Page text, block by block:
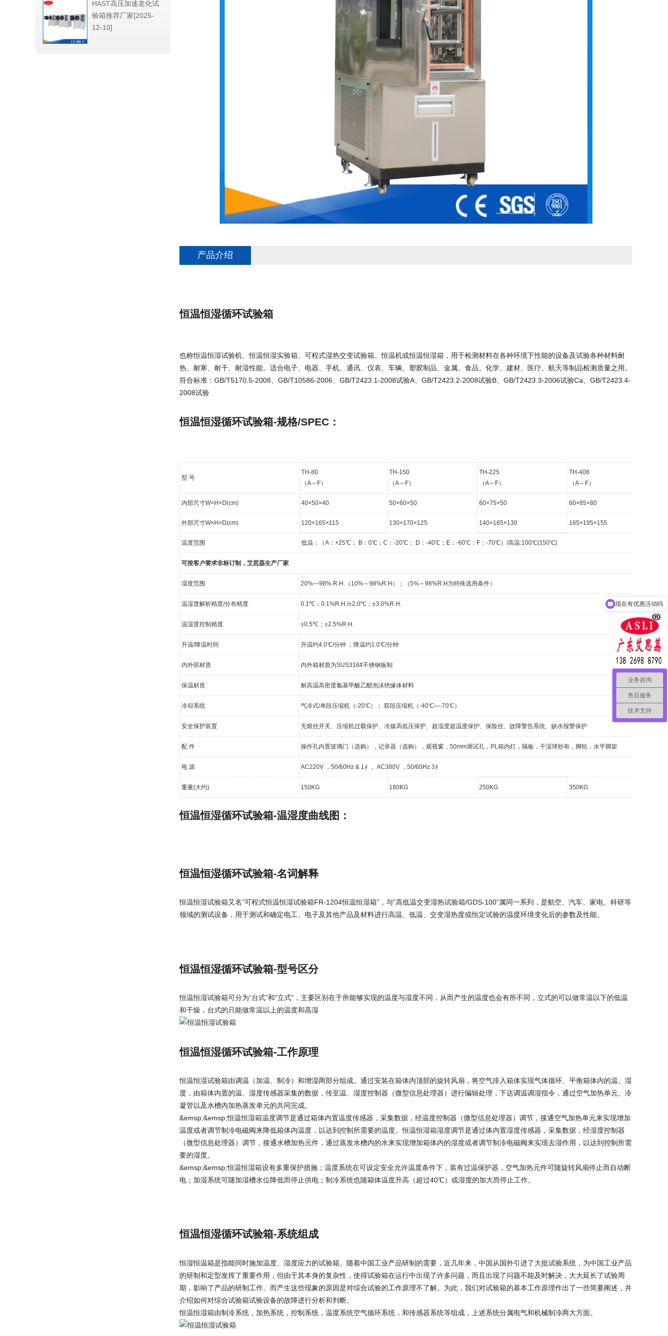
产品介绍
恒温恒湿循环试验箱
也称恒温恒湿试验机、恒温恒湿实验箱、可程式湿热交变试验箱、恒温机或恒温恒湿箱，用于检测材料在各种环境下性能的设备及试验各种材料耐
热、耐寒、耐干、耐湿性能。适合电子、电器、手机、通讯、仪表、车辆、塑胶制品、金属、食品、化学、建材、医疗、航天等制品检测质量之用。
符合标准：GB/T5170.5-2008、GB/T10586-2006、GB/T2423.1-2008试验A、GB/T2423.2-2008试验B、GB/T2423.3-2006试验Ca、GB/T2423.4-
2008试验
恒温恒湿循环试验箱-规格/SPEC：
型 号
TH-80
（A～F）
TH-150
（A～F）
TH-225
（A～F）
TH-408
（A～F）
内部尺寸W×H×D(cm) 40×50×40 50×60×50 60×75×50 60×85×80
外部尺寸W×H×D(cm) 120×165×115 130×170×125 140×185×130 165×195×155
温度范围 低温：（A：+25℃； B：0℃；C：-20℃； D：-40℃；E：-60℃；F：-70℃）/高温:100℃(150℃)
可按客户要求非标订制，艾思荔生产厂家
湿度范围 20%—98% R.H.（10%～98%R.H）；（5%～98%R.H为特殊选用条件）
温湿度解析精度/分布精度 0.1℃；0.1%R.H./±2.0℃；±3.0%R.H.
温湿度控制精度 ±0.5℃；±2.5%R.H.
升温/降温时间 升温约4.0℃/分钟 ；降温约1.0℃/分钟
内外部材质 内外箱材质为SUS316#不锈钢板制
保温材质 耐高温高密度氯基甲酸乙醋泡沫绝缘体材料
冷却系统 气冷式/单段压缩机（-20℃）； 双段压缩机（-40℃—-70℃）
安全保护装置 无熔丝开关、压缩机过载保护、冷媒高低压保护、超湿度超温度保护、保险丝、故障警告系统、缺水报警保护
配 件 操作孔内置玻璃门（选购），记录器（选购），观视窗，50mm测试孔，PL箱内灯，隔板，干湿球纱布，脚轮，水平脚架
电 源 AC220V ，50/60Hz & 1∮ ， AC380V ，50/60Hz 3∮
重量(大约) 150KG 180KG 250KG 350KG
恒温恒湿循环试验箱-温湿度曲线图 ：
恒温恒湿循环试验箱-名词解释
恒温恒湿试验箱又名“可程式恒温恒湿试验箱FR-1204恒温恒湿箱”，与“高低温交变湿热试验箱/GDS-100”属同一系列，是航空、汽车、家电、科研等
领域的测试设备，用于测试和确定电工、电子及其他产品及材料进行高温、低温、交变湿热度或恒定试验的温度环境变化后的参数及性能。
恒温恒湿循环试验箱-型号区分
恒温恒湿试验箱可分为“台式”和“立式”，主要区别在于所能够实现的温度与湿度不同，从而产生的温度也会有所不同，立式的可以做常温以下的低温
和干燥，台式的只能做常温以上的温度和高湿
恒温恒湿循环试验箱-工作原理
恒温恒湿试验箱由调温（加温、制冷）和增湿两部分组成。通过安装在箱体内顶部的旋转风扇，将空气排入箱体实现气体循环、平衡箱体内的温、湿
度，由箱体内置的温、湿度传感器采集的数据，传至温、湿度控制器（微型信息处理器）进行编辑处理，下达调温调湿指令，通过空气加热单元、冷
凝管以及水槽内加热蒸发单元的共同完成。
&emsp;&emsp;恒温恒湿箱温度调节是通过箱体内置温度传感器，采集数据，经温度控制器（微型信息处理器）调节，接通空气加热单元来实现增加
温度或者调节制冷电磁阀来降低箱体内温度，以达到控制所需要的温度。恒温恒湿箱湿度调节是通过体内置湿度传感器，采集数据，经湿度控制器
（微型信息处理器）调节，接通水槽加热元件，通过蒸发水槽内的水来实现增加箱体内的湿度或者调节制冷电磁阀来实现去湿作用，以达到控制所需
要的湿度。
&emsp;&emsp;恒温恒湿箱设有多重保护措施；温度系统在可设定安全允许温度条件下，装有过温保护器，空气加热元件可随旋转风扇停止而自动断
电；加湿系统可随加湿槽水位降低而停止供电；制冷系统也随箱体温度升高（超过40℃）或湿度的加大而停止工作。
恒温恒湿循环试验箱-系统组成
恒湿恒温箱是指能同时施加温度、湿度应力的试验箱。随着中国工业产品研制的需要，近几年来，中国从国外引进了大批试验系统，为中国工业产品
的研制和定型发挥了重要作用，但由于其本身的复杂性，使得试验箱在运行中出现了许多问题，而且出现了问题不能及时解决，大大延长了试验周
期，影响了产品的研制工作。而产生这些现象的原因是对综合试验的工作原理不了解。为此，我们对试验箱的基本工作原理作出了一些简要阐述，并
介绍如何对综合试验箱试验设备的故障进行分析和判断。
恒温恒湿箱由制冷系统，加热系统，控制系统，温度系统空气循环系统，和传感器系统等组成，上述系统分属电气和机械制冷两大方面。
HAST高压加速老化试
验箱推荐厂家[2025-
12-10]
业务咨询
售后服务
技术支持
现在有优惠活动吗